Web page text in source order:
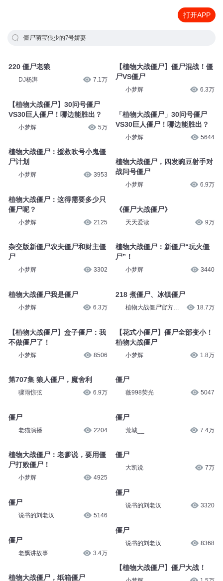
打开APP
僵尸萌宝狼少的7号娇妻
220 僵尸老狼
DJ杨湃 7.1万
【植物大战僵尸】30问号僵尸
VS30巨人僵尸！哪边能胜出？
小梦辉 5万
植物大战僵尸：援救吹号小鬼僵
尸计划
小梦辉 3953
植物大战僵尸：这得需要多少只
僵尸呢？
小梦辉 2125
杂交版新僵尸农夫僵尸和财主僵
尸
小梦辉 3302
植物大战僵尸我是僵尸
小梦辉 6.3万
【植物大战僵尸】盒子僵尸：我
不做僵尸了！
小梦辉 8506
第707集 狼人僵尸，魔舍利
骤雨惊弦 6.9万
僵尸
老猫演播 2204
植物大战僵尸：老爹说，要用僵
尸打败僵尸！
小梦辉 4925
僵尸
说书的刘老汉 5146
僵尸
老飘讲故事 3.4万
植物大战僵尸，纸箱僵尸
【植物大战僵尸】僵尸混战！僵
尸VS僵尸
小梦辉 6.3万
「植物大战僵尸」30问号僵尸
VS30巨人僵尸！哪边能胜出？
小梦辉 5644
植物大战僵尸，四发豌豆射手对
战问号僵尸
小梦辉 6.9万
《僵尸大战僵尸》
天天爱读 9万
植物大战僵尸：新僵尸“玩火僵
尸”！
小梦辉 3440
218 煮僵尸、冰镇僵尸
植物大战僵尸官方世
18.7万
【花式小僵尸】僵尸全部变小！
植物大战僵尸
小梦辉 1.8万
僵尸
薇998荧光 5047
僵尸
荒城__ 7.4万
僵尸
大凯说 7万
僵尸
说书的刘老汉 3320
僵尸
说书的刘老汉 8368
【植物大战僵尸】僵尸大战！